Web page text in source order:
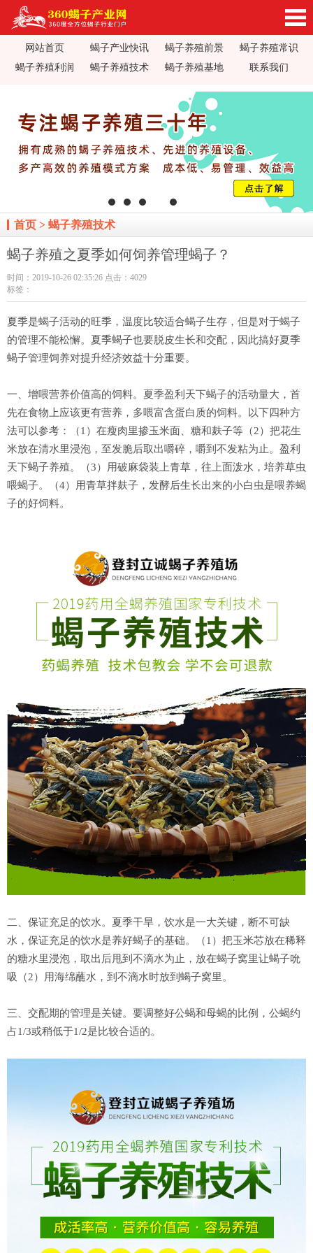
360蝎子养殖产业网_蝎子养殖技术视频_蝎子养
治_全蝎药方价值加工_蝎子养殖场基地加盟
网站首页 蝎子产业快讯 蝎子养殖前景
蝎子养殖常识
蝎子养殖利润
蝎子养殖技术 蝎子养殖基地 联系我们
首页 > 蝎子养殖技术
蝎子养殖之夏季如何饲养管理蝎子？
时间：2019-10-26 02:35:26 点击：4029
标签：
夏季是蝎子活动的旺季，温度比较适合蝎子生存，但是对于蝎子
的管理不能松懈。夏季蝎子也要脱皮生长和交配，因此搞好夏季
蝎子管理饲养对提升经济效益十分重要。
一、增喂营养价值高的饲料。夏季盈利天下蝎子的活动量大，首
先在食物上应该更有营养，多喂富含蛋白质的饲料。以下四种方
法可以参考：（1）在瘦肉里掺玉米面、糖和麸子等（2）把花生
米放在清水里浸泡，至发脆后取出嚼碎，嚼到不发粘为止。盈利
天下蝎子养殖。（3）用破麻袋装上青草，往上面泼水，培养草虫
喂蝎子。（4）用青草拌麸子，发酵后生长出来的小白虫是喂养蝎
子的好饲料。
二、保证充足的饮水。夏季干旱，饮水是一大关键，断不可缺
水，保证充足的饮水是养好蝎子的基础。（1）把玉米芯放在稀释
的糖水里浸泡，取出后甩到不滴水为止，放在蝎子窝里让蝎子吮
吸（2）用海绵蘸水，到不滴水时放到蝎子窝里。
三、交配期的管理是关键。要调整好公蝎和母蝎的比例，公蝎约
占1/3或稍低于1/2是比较合适的。